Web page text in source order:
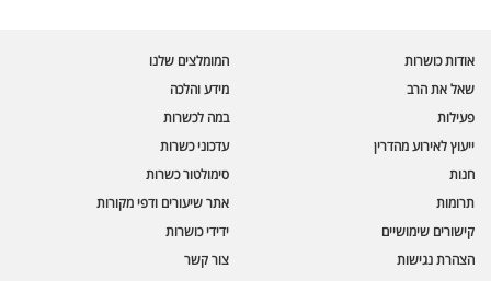
אודות כושרות
שאל את הרב
פעילות
ייעוץ לאירוע מהדרין
המומלצים שלנו
מידע והלכה
במה לכשרות
עדכוני כשרות
חנות
תרומות
קישורים שימושיים
הצהרת נגישות
סימולטור כשרות
אתר שיעורים ודפי מקורות
ידידי כושרות
צור קשר
🪲 בדיקת חרקים
מספר כושרות ומאמרי האתר
🔀 תערובות כלים ומאכלים